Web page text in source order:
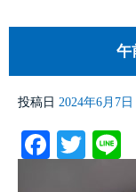
午
投稿日 2024年6月7日